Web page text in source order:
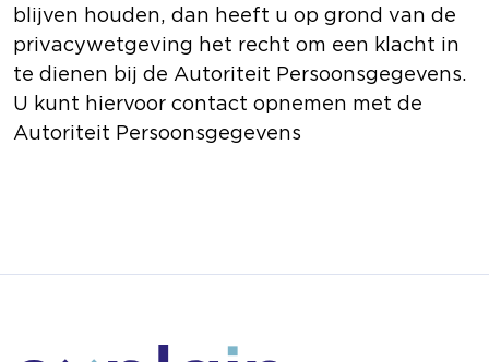
blijven houden, dan heeft u op grond van de
privacywetgeving het recht om een klacht in
te dienen bij de Autoriteit Persoonsgegevens.
U kunt hiervoor contact opnemen met de
Autoriteit Persoonsgegevens